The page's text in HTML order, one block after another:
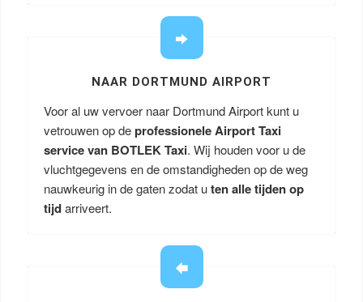
NAAR DORTMUND AIRPORT
Voor al uw vervoer naar Dortmund Airport kunt u
vetrouwen op deprofessionele Airport Taxi
service van BOTLEK Taxi. Wij houden voor u de
vluchtgegevens en de omstandigheden op de weg
nauwkeurig in de gaten zodat uten alle tijden op
tijdarriveert.